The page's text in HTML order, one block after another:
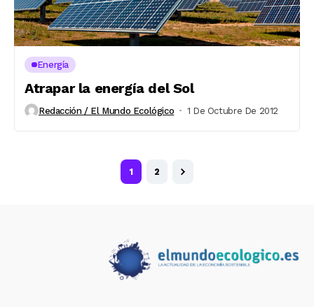
Energía
Atrapar la energía del Sol
Redacción / El Mundo Ecológico 1 De Octubre De 2012
1 2